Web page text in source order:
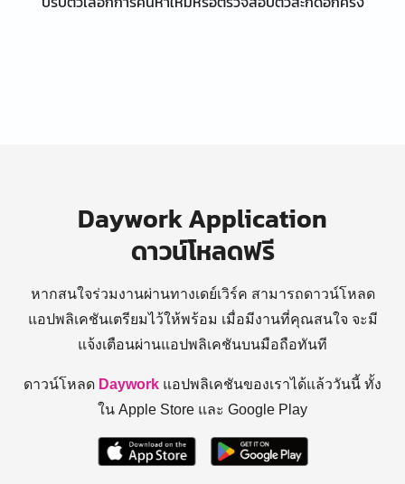
Daywork Application
ดาวน์โหลดฟรี
หากสนใจร่วมงานผ่านทางเดย์เวิร์ค สามารถดาวน์โหลด
แอปพลิเคชันเตรียมไว้ให้พร้อม เมื่อมีงานที่คุณสนใจ จะมี
แจ้งเตือนผ่านแอปพลิเคชันบนมือถือทันที
ดาวน์โหลด Daywork แอปพลิเคชันของเราได้แล้ววันนี้ ทั้ง
ใน Apple Store และ Google Play